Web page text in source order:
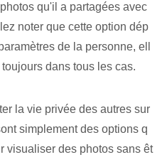
qu'il a partagées avec
noter que cette option dép
de la personne, ell
dans tous les cas.
la vie privée des autres⁤ sur
simplement des options q
visualiser des photos sans êt